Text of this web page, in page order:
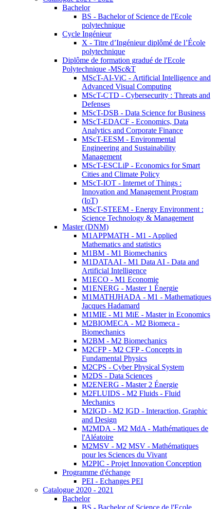
Bachelor
BS - Bachelor of Science de l'Ecole
polytechnique
Cycle Ingénieur
X - Titre d’Ingénieur diplômé de l’École
polytechnique
Diplôme de formation gradué de l'Ecole
Polytechnique -MSc&T
MScT-AI-ViC - Artificial Intelligence and
Advanced Visual Computing
MScT-CTD - Cybersecurity : Threats and
Defenses
MScT-DSB - Data Science for Business
MScT-EDACF - Economics, Data
Analytics and Corporate Finance
MScT-EESM - Environmental
Engineering and Sustainability
Management
MScT-ESCLiP - Economics for Smart
Cities and Climate Policy
MScT-IOT - Internet of Things :
Innovation and Management Program
(IoT)
MScT-STEEM - Energy Environment :
Science Technology & Management
Master (DNM)
M1APPMATH - M1 - Applied
Mathematics and statistics
M1BM - M1 Biomechanics
M1DATAAI - M1 Data AI - Data and
Artificial Intelligence
M1ECO - M1 Economie
M1ENERG - Master 1 Énergie
M1MATHJHADA - M1 - Mathematiques
Jacques Hadamard
M1MIE - M1 MiE - Master in Economics
M2BIOMECA - M2 Biomeca -
Biomechanics
M2BM - M2 Biomechanics
M2CFP - M2 CFP - Concepts in
Fundamental Physics
M2CPS - Cyber Physical System
M2DS - Data Sciences
M2ENERG - Master 2 Énergie
M2FLUIDS - M2 Fluids - Fluid
Mechanics
M2IGD - M2 IGD - Interaction, Graphic
and Design
M2MDA - M2 MdA - Mathématiques de
l'Aléatoire
M2MSV - M2 MSV - Mathématiques
pour les Sciences du Vivant
M2PIC - Projet Innovation Conception
Programme d'échange
PEI - Echanges PEI
Catalogue 2020 - 2021
Bachelor
BS - Bachelor of Science de l'Ecole